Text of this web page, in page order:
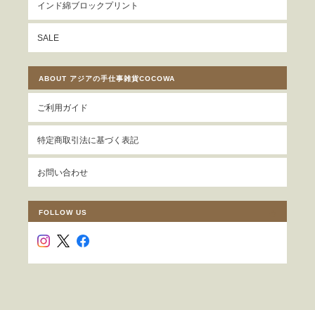
インド綿ブロックプリント
SALE
ABOUT アジアの手仕事雑貨COCOWA
ご利用ガイド
特定商取引法に基づく表記
お問い合わせ
FOLLOW US